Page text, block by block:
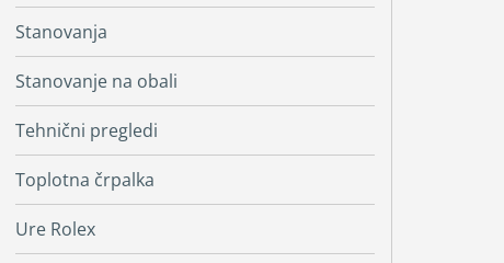
Stanovanja
Stanovanje na obali
Tehnični pregledi
Toplotna črpalka
Ure Rolex